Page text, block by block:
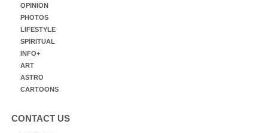
OPINION
PHOTOS
LIFESTYLE
SPIRITUAL
INFO+
ART
ASTRO
CARTOONS
CONTACT US